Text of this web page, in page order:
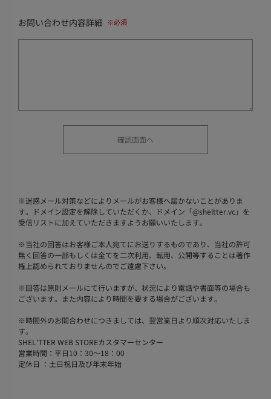
お問い合わせ内容詳細
※迷惑メール対策などによりメールがお客様へ届かないことがありま
す。ドメイン設定を解除していただくか、ドメイン「@sheltter.vc」を
受信リストに加えていただきますようお願いいたします。
※当社の回答はお客様ご本人宛てにお送りするものであり、当社の許可
無く回答の一部もしくは全てを二次利用、転用、公開等することは著作
権上認められておりませんのでご遠慮下さい。
※回答は原則メールにて行いますが、状況により電話や書面等の場合も
ございます。また内容により時間を要する場合がございます。
※時間外のお問合わせにつきましては、翌営業日より順次対応いたしま
す。
SHEL'TTER WEB STOREカスタマーセンター
営業時間：平日10：30～18：00
定休日 ：土日祝日及び年末年始